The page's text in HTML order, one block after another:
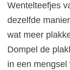
Wentelteefjes
dezelfde
wat meer
Dompel de
in een